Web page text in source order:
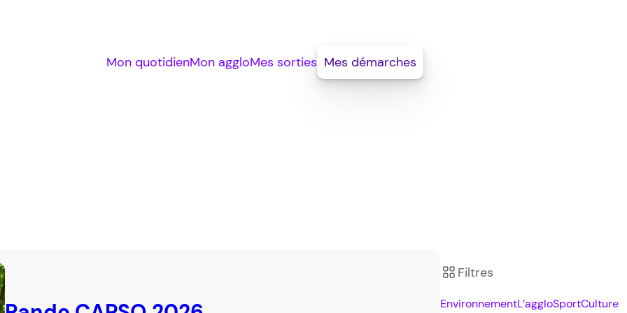
Mon quotidienMon aggloMes sorties Mes démarches
Filtres
EnvironnementL’aggloSportCulture